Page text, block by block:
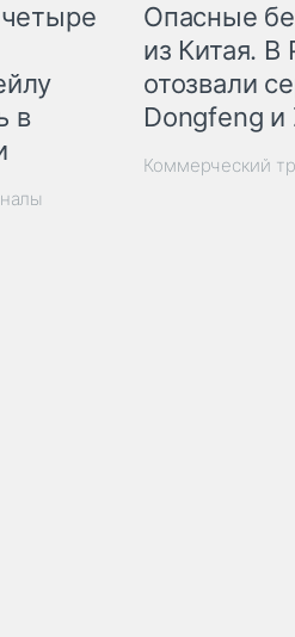
в
Опасные
из Китая. В
отозвали
Dongfeng и
Коммерческий